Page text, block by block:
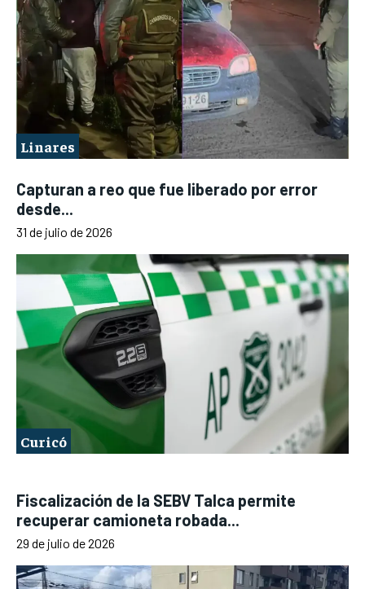
Linares
Capturan a reo que fue liberado por error
desde...
31 de julio de 2026
Curicó
Fiscalización de la SEBV Talca permite
recuperar camioneta robada...
29 de julio de 2026